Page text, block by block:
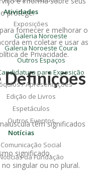
Atividades
Exposições
Galeria Noroeste
Galeria Noroeste Coura
Outros Espaços
para Exposição
/ Apresentações
Edição de Livros
Espetáculos
Outros Eventos
Notícias
Comunicação Social
da Fundação
protege.
fornecer e melhorar o
em coletar e usar as
de Privacidade.
têm significados
significado,
singular ou no plural.